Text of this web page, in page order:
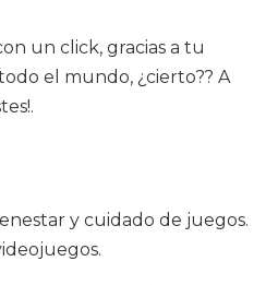
un click, gracias a tu
el mundo, ¿cierto?? A
y cuidado de juegos.